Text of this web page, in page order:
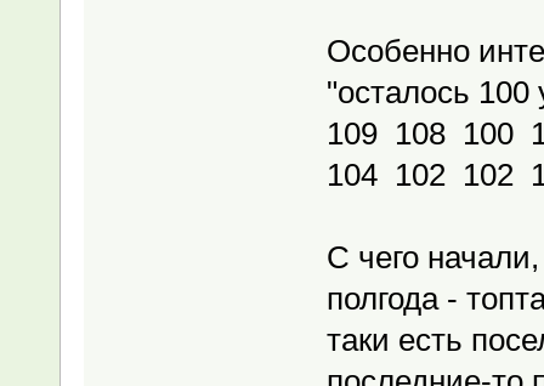
Особенно
"осталось 100
109 108 100
104 102 102
С чего
полгода -
таки есть